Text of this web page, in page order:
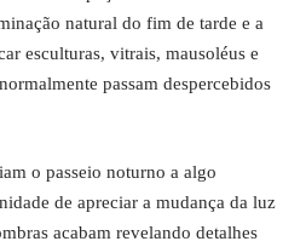
natural do fim de tarde e a
esculturas, vitrais, mausoléus e
passam despercebidos
o passeio noturno a algo
de apreciar a mudança da luz
acabam revelando detalhes